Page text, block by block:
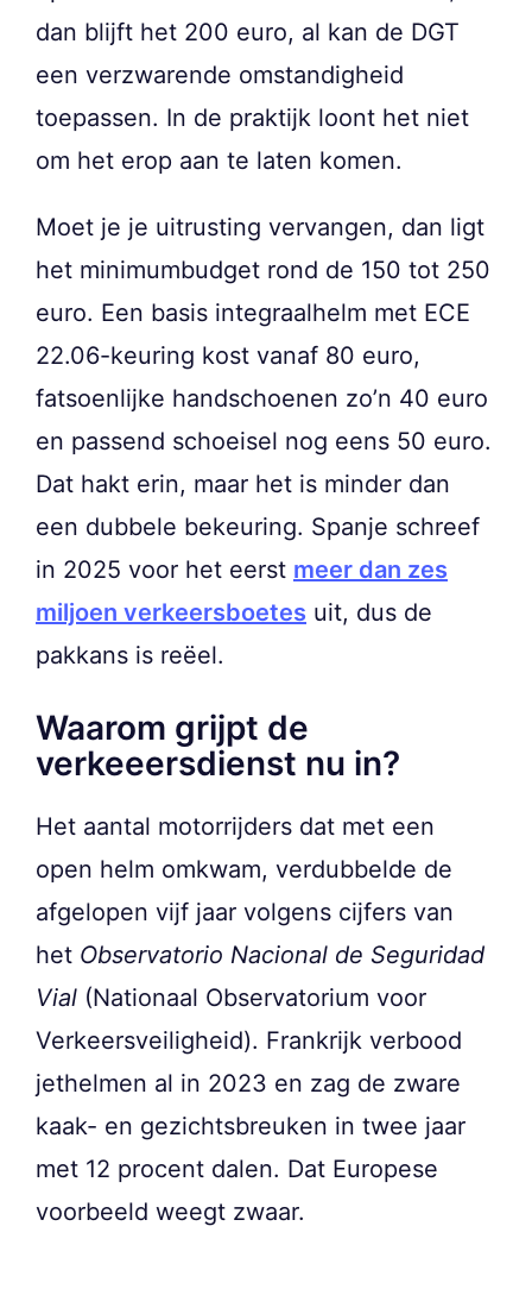
dan blijft het 200 euro, al kan de DGT
een verzwarende omstandigheid
toepassen. In de praktijk loont het niet
om het erop aan te laten komen.
Moet je je uitrusting vervangen, dan ligt
het minimumbudget rond de 150 tot 250
euro. Een basis integraalhelm met ECE
22.06-keuring kost vanaf 80 euro,
fatsoenlijke handschoenen zo’n 40 euro
en passend schoeisel nog eens 50 euro.
Dat hakt erin, maar het is minder dan
een dubbele bekeuring. Spanje schreef
in 2025 voor het eerst meer dan zes
miljoen verkeersboetes uit, dus de
pakkans is reëel.
Waarom grijpt de
verkeeersdienst nu in?
Het aantal motorrijders dat met een
open helm omkwam, verdubbelde de
afgelopen vijf jaar volgens cijfers van
het Observatorio Nacional de Seguridad
Vial (Nationaal Observatorium voor
Verkeersveiligheid). Frankrijk verbood
jethelmen al in 2023 en zag de zware
kaak- en gezichtsbreuken in twee jaar
met 12 procent dalen. Dat Europese
voorbeeld weegt zwaar.